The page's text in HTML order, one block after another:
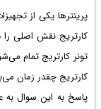
پرینترها یکی از
کارتریج نقش اصلی را
تونر کارتریج تمام
کارتریج چقدر زمان
پاسخ به این سوال به